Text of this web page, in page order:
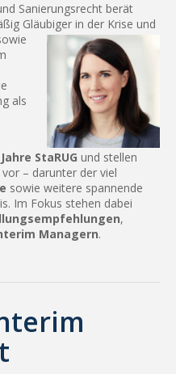
Sanierungsrecht berät
Gläubiger in der Krise und
als
StaRUG und stellen
– darunter der viel
sowie weitere spannende
Im Fokus stehen dabei
,
Managern.